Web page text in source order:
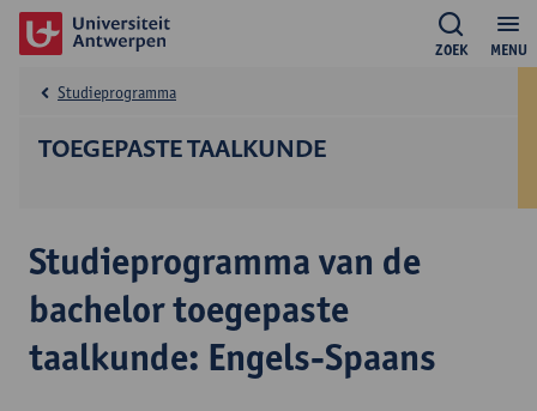
MENU
ZOEK
TOEGEPASTE TAALKUNDE
Studieprogramma
Studieprogramma van de
bachelor toegepaste
taalkunde: Engels-Spaans